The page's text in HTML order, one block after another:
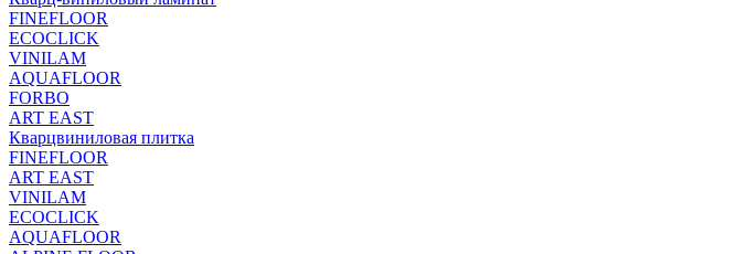
FINEFLOOR
ECOCLICK
VINILAM
AQUAFLOOR
FORBO
ART EAST
Кварцвиниловая плитка
FINEFLOOR
ART EAST
VINILAM
ECOCLICK
AQUAFLOOR